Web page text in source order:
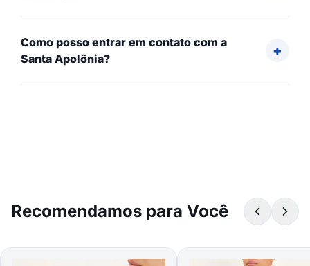
Como posso entrar em contato com a
Santa Apolônia?
Recomendamos para Você